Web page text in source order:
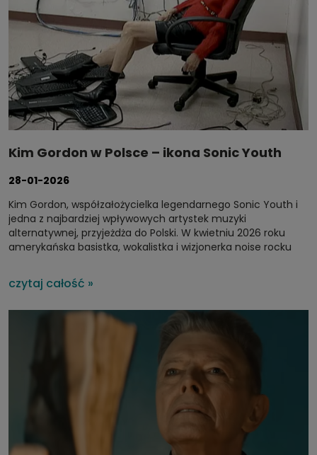
Kim Gordon w Polsce – ikona Sonic Youth
28-01-2026
Kim Gordon, współzałożycielka legendarnego Sonic Youth i
jedna z najbardziej wpływowych artystek muzyki
alternatywnej, przyjeżdża do Polski. W kwietniu 2026 roku
amerykańska basistka, wokalistka i wizjonerka noise rocku
kwietnia w Warszawie. Dla fanów muzyki eksperymentalnej i
wszystkich, którzy chcą doświadczyć na żywo głosu artystki,
wyjątkowa okazja.
czytaj całość »